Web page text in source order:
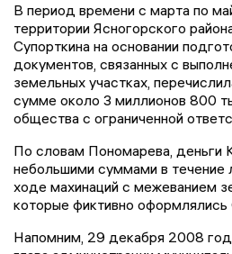
В период времени с марта по
территории Ясногорского
Супорткина на основании
документов, связанных с
земельных участках,
сумме около 3 миллионов 800
общества с ограниченной
По словам Пономарева, деньги
небольшими суммами в течение
ходе махинаций с межеванием
которые фиктивно оформлялись
Напомним, 29 декабря 2008